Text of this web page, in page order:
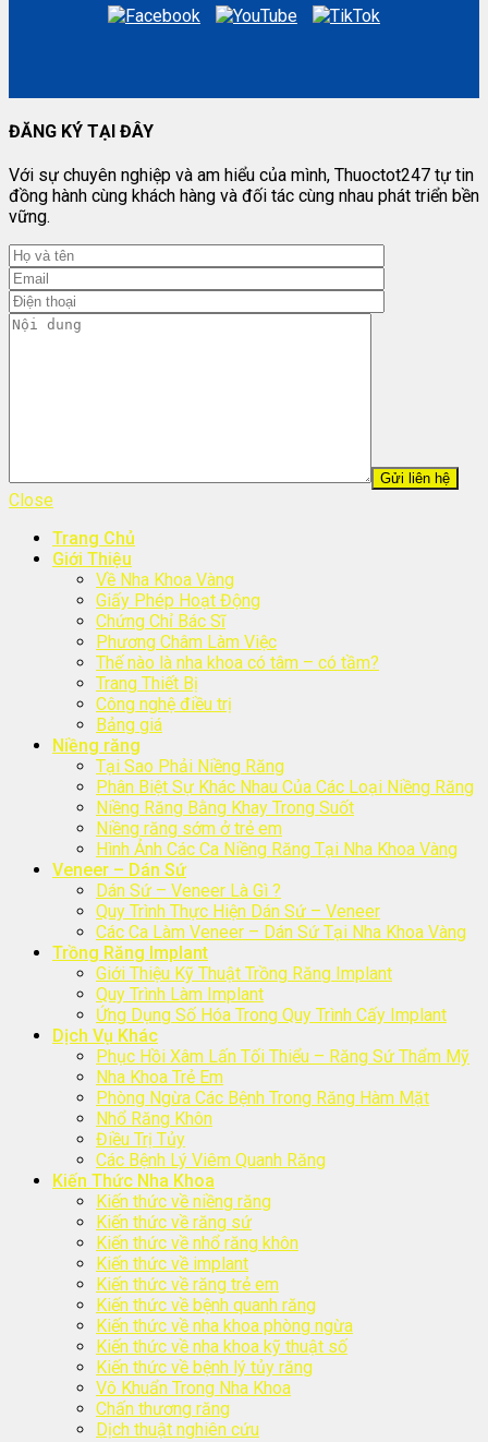
ĐĂNG KÝ TẠI ĐÂY
Với sự chuyên nghiệp và am hiểu của mình, Thuoctot247 tự tin
đồng hành cùng khách hàng và đối tác cùng nhau phát triển bền
vững.
Close
Trang Chủ
Giới Thiệu
Về Nha Khoa Vàng
Giấy Phép Hoạt Động
Chứng Chỉ Bác Sĩ
Phương Châm Làm Việc
Thế nào là nha khoa có tâm – có tầm?
Trang Thiết Bị
Công nghệ điều trị
Bảng giá
Niềng răng
Tại Sao Phải Niềng Răng
Phân Biệt Sự Khác Nhau Của Các Loại Niềng Răng
Niềng Răng Bằng Khay Trong Suốt
Niềng răng sớm ở trẻ em
Hình Ảnh Các Ca Niềng Răng Tại Nha Khoa Vàng
Veneer – Dán Sứ
Dán Sứ – Veneer Là Gì ?
Quy Trình Thực Hiện Dán Sứ – Veneer
Các Ca Làm Veneer – Dán Sứ Tại Nha Khoa Vàng
Trồng Răng Implant
Giới Thiệu Kỹ Thuật Trồng Răng Implant
Quy Trình Làm Implant
Ứng Dụng Số Hóa Trong Quy Trình Cấy Implant
Dịch Vụ Khác
Phục Hồi Xâm Lấn Tối Thiểu – Răng Sứ Thẩm Mỹ
Nha Khoa Trẻ Em
Phòng Ngừa Các Bệnh Trong Răng Hàm Mặt
Nhổ Răng Khôn
Điều Trị Tủy
Các Bệnh Lý Viêm Quanh Răng
Kiến Thức Nha Khoa
Kiến thức về niềng răng
Kiến thức về răng sứ
Kiến thức về nhổ răng khôn
Kiến thức về implant
Kiến thức về răng trẻ em
Kiến thức về bệnh quanh răng
Kiến thức về nha khoa phòng ngừa
Kiến thức về nha khoa kỹ thuật số
Kiến thức về bệnh lý tủy răng
Vô Khuẩn Trong Nha Khoa
Chấn thương răng
Dịch thuật nghiên cứu